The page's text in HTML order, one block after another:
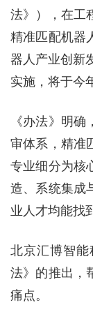
法》），在工
精准匹配机器
器人产业创新
实施，将于今
《办法》明
审体系，精准
专业细分为核
造、系统集成
业人才均能找
北京汇博智
法》的推出，
痛点。